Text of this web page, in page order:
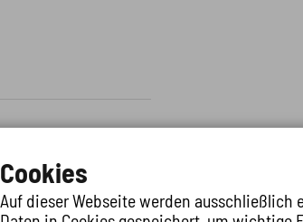
Cookies
Auf dieser Webseite werden ausschließlich